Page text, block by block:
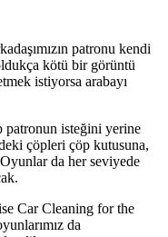
patronu kendi
kötü bir görüntü
istiyorsa arabayı
patronun isteğini yerine
çöpleri çöp kutusuna,
da her seviyede
Car Cleaning for the
da